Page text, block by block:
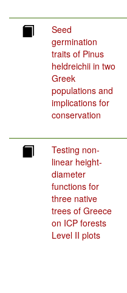
Seed
germination
traits of Pinus
heldreichii in two
Greek
populations and
implications for
conservation
Testing non-
linear height-
diameter
functions for
three native
trees of Greece
on ICP forests
Level II plots